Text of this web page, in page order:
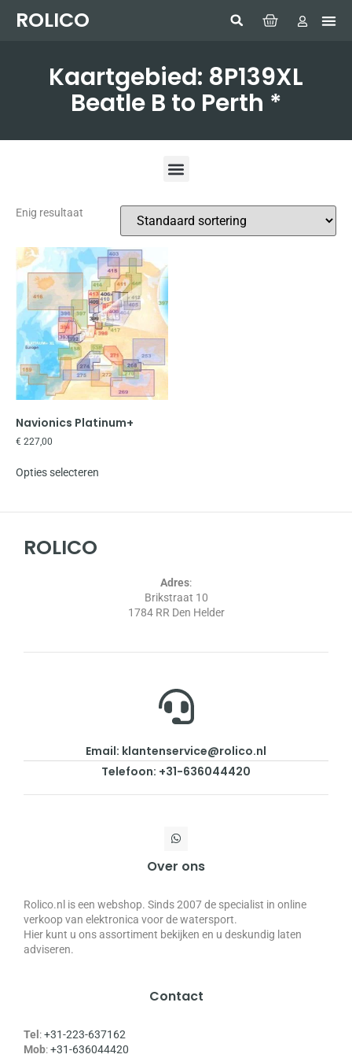
ROLICO
Kaartgebied: 8P139XL
Beatle B to Perth *
Enig resultaat
Navionics Platinum+
€ 227,00
Opties selecteren
ROLICO
Adres:
Brikstraat 10
1784 RR Den Helder
Email: klantenservice@rolico.nl
Telefoon: +31-636044420
Over ons
Rolico.nl is een webshop. Sinds 2007 de specialist in online
verkoop van elektronica voor de watersport.
Hier kunt u ons assortiment bekijken en u deskundig laten
adviseren.
Contact
Tel :+31-223-637162
Mob:+31-636044420